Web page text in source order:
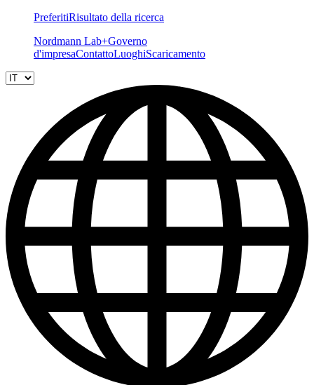
PreferitiRisultato della ricerca
Nordmann Lab+Governo
d'impresaContattoLuoghiScaricamento